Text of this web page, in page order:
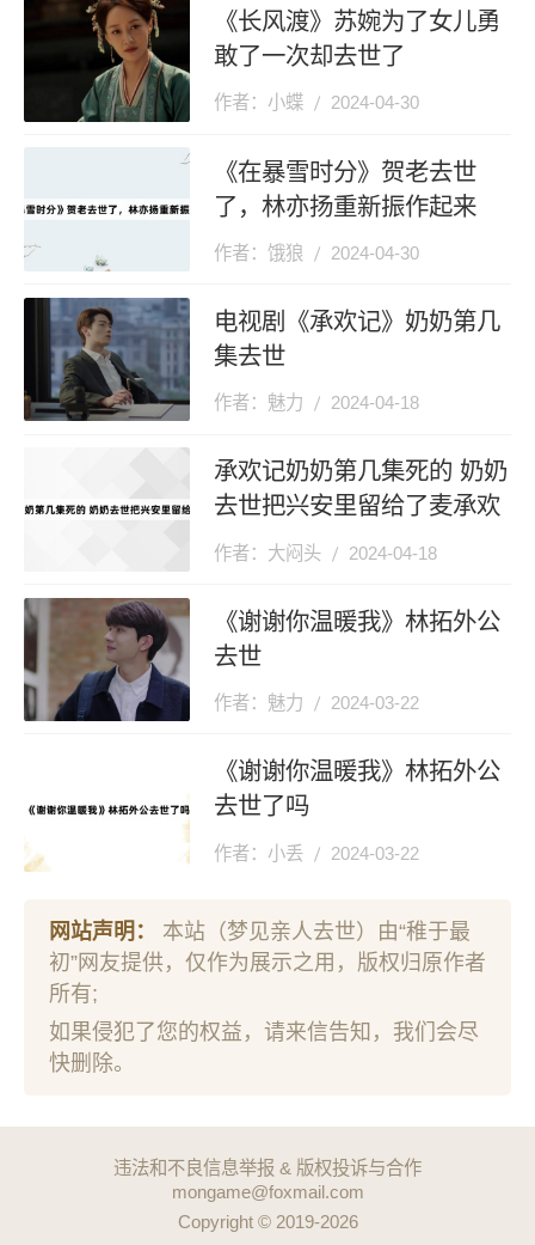
《长风渡》苏婉为了女儿勇
敢了一次却去世了
作者：小蝶 2024-04-30
《在暴雪时分》贺老去世
了，林亦扬重新振作起来
作者：饿狼 2024-04-30
电视剧《承欢记》奶奶第几
集去世
作者：魅力 2024-04-18
承欢记奶奶第几集死的 奶奶
去世把兴安里留给了麦承欢
作者：大闷头 2024-04-18
《谢谢你温暖我》林拓外公
去世
作者：魅力 2024-03-22
《谢谢你温暖我》林拓外公
去世了吗
作者：小丢 2024-03-22
网站声明：
本站（梦见亲人去世）由“稚于最
初”网友提供，仅作为展示之用，版权归原作者
所有;
如果侵犯了您的权益，请来信告知，我们会尽
快删除。
违法和不良信息举报 & 版权投诉与合作
mongame@foxmail.com
Copyright © 2019-2026